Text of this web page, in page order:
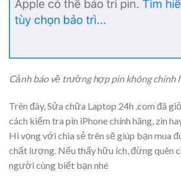
Cảnh báo về trường hợp pin không chính
Trên đây, Sửa chữa Laptop 24h .com đã
cách kiểm tra pin iPhone chính hãng, zin
Hi vọng với chia sẻ trên sẽ giúp bạn mua
chất lượng. Nếu thấy hữu ích, đừng quên
người cùng biết bạn nhé